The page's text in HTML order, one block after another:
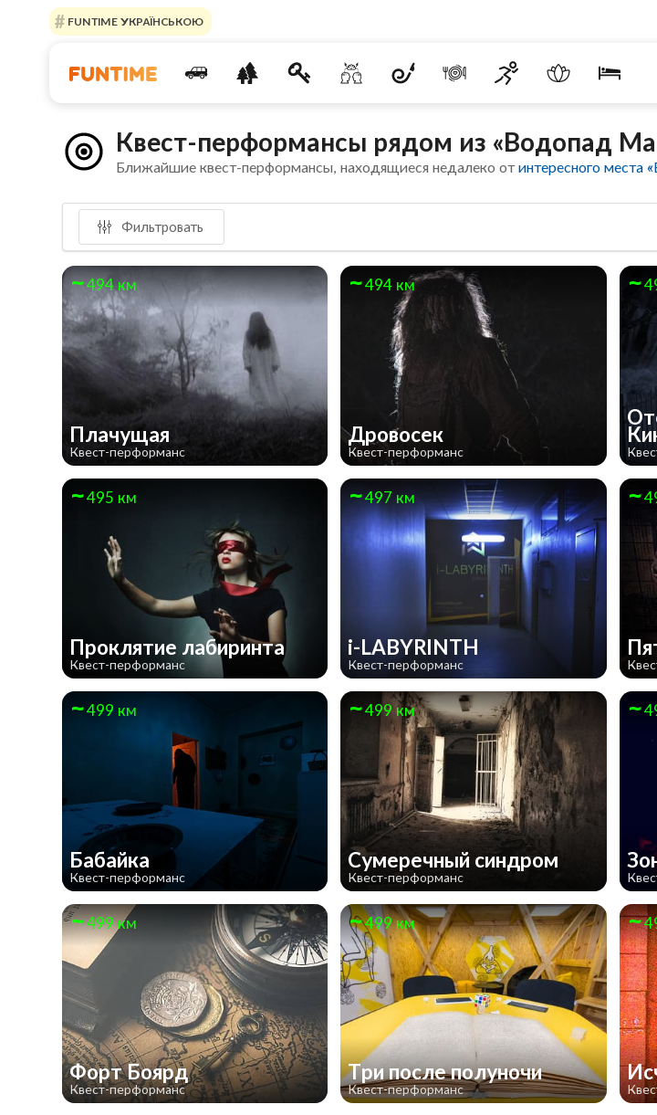
FUNTIME УКРАЇНСЬКОЮ
Квест-перформансы рядом из «Водопад
Ближайшие квест-перформансы, находящиеся недалеко отинтересного
Фильтровать
494 км
Плачущая
Квест-перформанс
494 км
Дровосек
Квест-перформанс
495 км
Проклятие лабиринта
Квест-перформанс
497 км
i-LABYRINTH
Квест-перформанс
499 км
Бабайка
Квест-перформанс
499 км
Сумеречный синдром
Квест-перформанс
499 км
Форт Боярд
Квест-перформанс
499 км
Три после полуночи
Квест-перформанс